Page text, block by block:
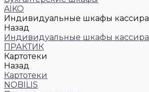
AIKO
Индивидуальные шкафы кассира
Назад
Индивидуальные шкафы кассира
ПРАКТИК
Картотеки
Назад
Картотеки
NOBILIS